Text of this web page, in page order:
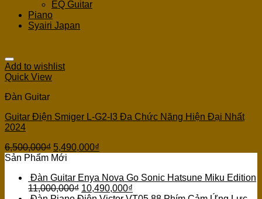
EQ Guitar
Piano
Syairi Japan
Add to wishlist
Quick View
Đàn Guitar
Guitar Điện Smiger L-G2-I3 Đa Chức Năng Hiện Đại Nhất
2024
6,500,000₫ 5,490,000₫
Sản Phẩm Mới
Đàn Guitar Enya Nova Go Sonic Hatsune Miku Edition
11,000,000₫ 10,490,000₫